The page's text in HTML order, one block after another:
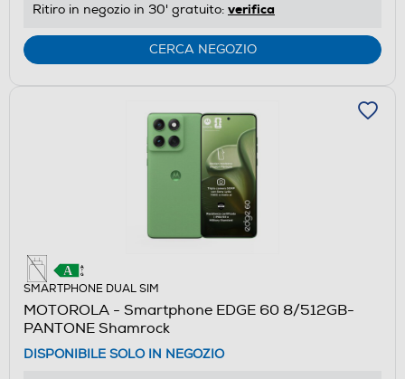
Ritiro in negozio in 30' gratuito: verifica
CERCA NEGOZIO
SMARTPHONE DUAL SIM
MOTOROLA - Smartphone EDGE 60 8/512GB-
PANTONE Shamrock
DISPONIBILE SOLO IN NEGOZIO